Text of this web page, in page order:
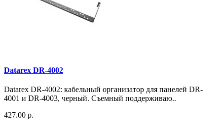
Datarex DR-4002
Datarex DR-4002: кабельный организатор для панелей DR-
4001 и DR-4003, черный. Съемный поддерживаю..
427.00 р.